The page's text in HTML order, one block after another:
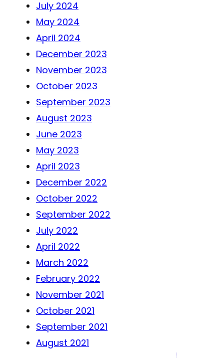
July 2024
May 2024
April 2024
December 2023
November 2023
October 2023
September 2023
August 2023
June 2023
May 2023
April 2023
December 2022
October 2022
September 2022
July 2022
April 2022
March 2022
February 2022
November 2021
October 2021
September 2021
August 2021